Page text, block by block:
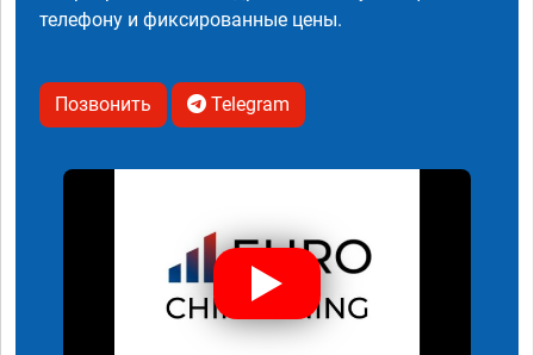
телефону и фиксированные цены.
Позвонить Telegram